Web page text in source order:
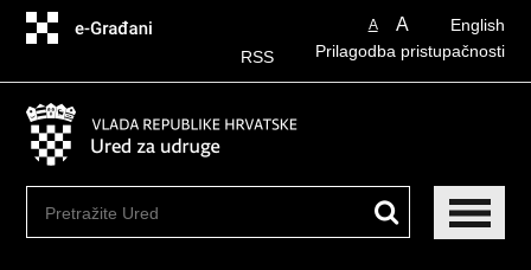
sadržaj
English
A A
Prilagodba pristupačnosti
RSS